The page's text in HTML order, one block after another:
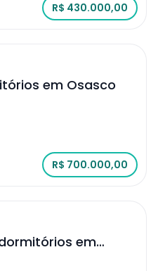
R$ 430.000,00
em Osasco
R$ 700.000,00
em